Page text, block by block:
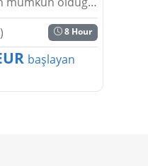
son derece keyif
Rafting
de art...
8 Hour
başlayan